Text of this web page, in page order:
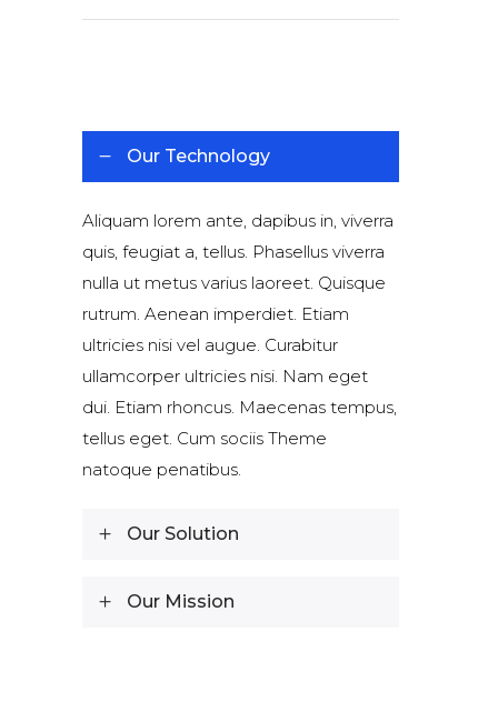
Our Technology
Aliquam lorem ante, dapibus in, viverra
quis, feugiat a, tellus. Phasellus viverra
nulla ut metus varius laoreet. Quisque
rutrum. Aenean imperdiet. Etiam
ultricies nisi vel augue. Curabitur
ullamcorper ultricies nisi. Nam eget
dui. Etiam rhoncus. Maecenas tempus,
tellus eget. Cum sociis Theme
natoque penatibus.
Our Solution
Our Mission